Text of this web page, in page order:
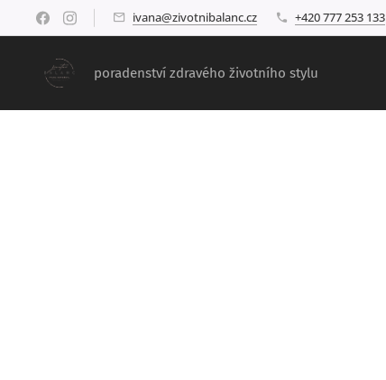
ivana@zivotnibalanc.cz +420 777 253 133
poradenství zdravého životního stylu